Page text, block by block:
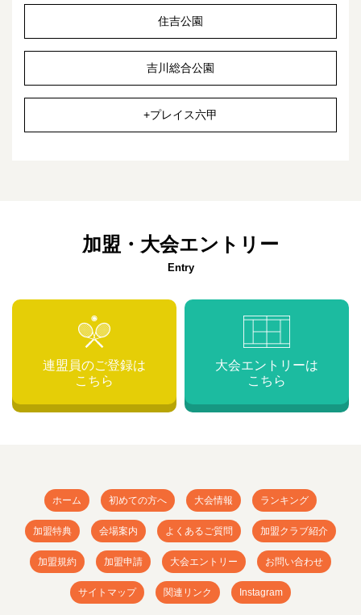
住吉公園
吉川総合公園
+プレイス六甲
加盟・大会エントリー
Entry
連盟員のご登録は
こちら
大会エントリーは
こちら
ホーム 初めての方へ 大会情報 ランキング
加盟特典 会場案内 よくあるご質問 加盟クラブ紹介
加盟規約 加盟申請 大会エントリー お問い合わせ
サイトマップ 関連リンク Instagram